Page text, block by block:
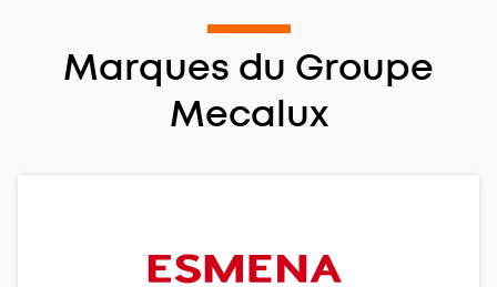
Marques du Groupe
Mecalux